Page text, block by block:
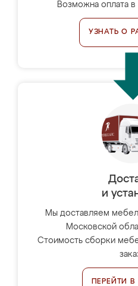
Возможна оплата в
УЗНАТЬ О
и
Мы доставляем
Московской
Стоимость сборки
ПЕРЕЙТИ В